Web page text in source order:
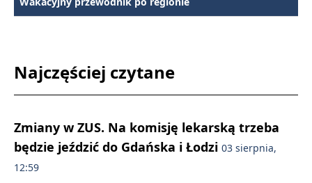
Najczęściej czytane
Zmiany w ZUS. Na komisję lekarską trzeba
będzie jeździć do Gdańska i Łodzi 03 sierpnia,
12:59